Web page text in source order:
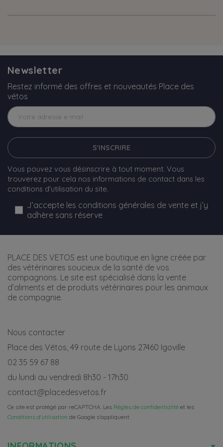
Newsletter
Restez informé des offres et nouveautés Place des
vétos
S'INSCRIRE
Vous pouvez vous désinscrire à tout moment. Vous
trouverez pour cela nos informations de contact dans les
conditions d'utilisation du site.
J’accepte les conditions générales de vente et j’y
adhère sans réserve
PLACE DES VETOS est une boutique en ligne créée par
des vétérinaires soucieux de la santé de vos
compagnons. Le site est spécialisé dans la vente
d’aliments et de produits vétérinaires pour les animaux
de compagnie.
Nous contacter
Place des Vétos, 49 route de Lyons 27460 Igoville
02 35 59 67 88
du lundi au vendredi 8h30 - 17h30
contact@placedesvetos.fr
Ce site est protégé par reCAPTCHA. Les Règles de confidentialité et les
Conditions d'utilisation de Google s'appliquent.